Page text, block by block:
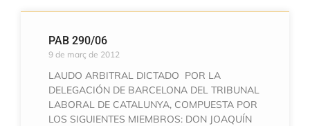
PAB 290/06
9 de març de 2012
LAUDO ARBITRAL DICTADO POR LA
DELEGACIÓN DE BARCELONA DEL TRIBUNAL
LABORAL DE CATALUNYA, COMPUESTA POR
LOS SIGUIENTES MIEMBROS: DON JOAQUÍN